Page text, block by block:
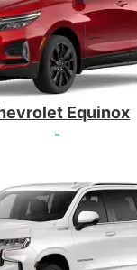
Equinox
-